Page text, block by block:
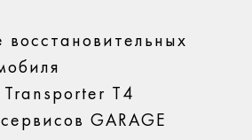
восстановительных
T4
GARAGE